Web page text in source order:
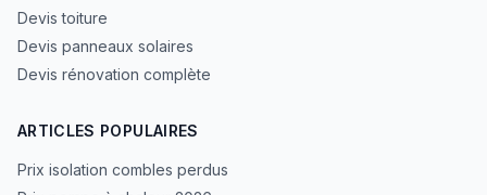
Devis toiture
Devis panneaux solaires
Devis rénovation complète
ARTICLES POPULAIRES
Prix isolation combles perdus